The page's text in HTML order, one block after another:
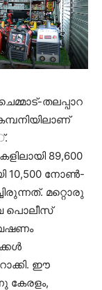
തലപ്പാറ
89,600
10,500 നോണ്‍-
മറ്റൊരു
പൊലീസ്
ഈ
കേരളം,